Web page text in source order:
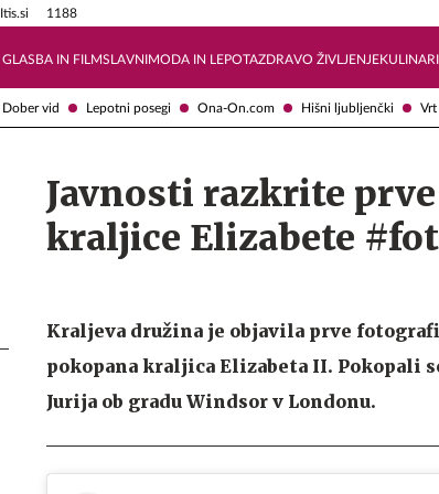
Dober vid Lepotni posegi Ona-On.com Hišni ljubljenčki Vrt
Itis.si 1188
GLASBA IN FILMSLAVNIMODA IN LEPOTAZDRAVO ŽIVLJENJE
Tehnik
Javnosti razkrite
kraljice Elizabete
Kraljeva družina je objavila prve
pokopana kraljica Elizabeta II. Pokopali
Jurija ob gradu Windsor v Londonu.